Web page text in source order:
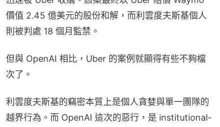
價值 2.45 億美元的股份和解，而利雲度夫斯基個人
則被判處 18 個月監禁。
但與 OpenAI 相比，Uber 的案例就顯得有些不夠檔
次了。
利雲度夫斯基的竊密本質上是個人貪婪與單一團隊的
越界行為。而 OpenAI 這次的惡行，是 institutional-